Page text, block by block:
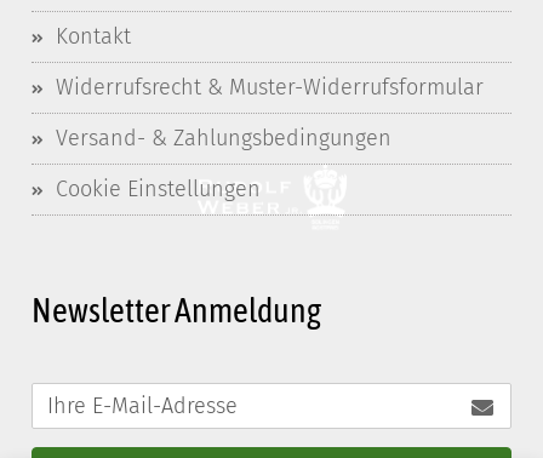
Kontakt
Widerrufsrecht & Muster-Widerrufsformular
Versand- & Zahlungsbedingungen
Cookie Einstellungen
Newsletter Anmeldung